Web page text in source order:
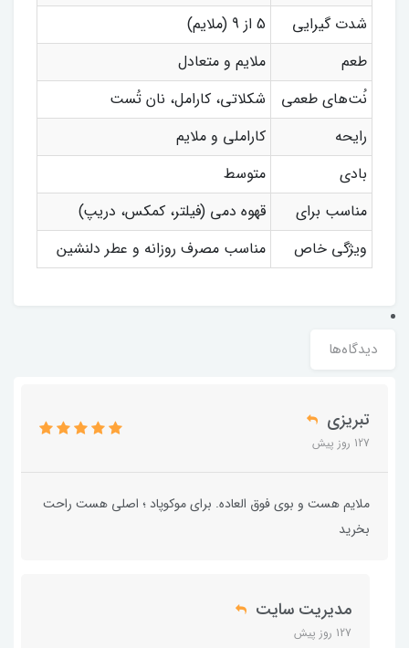
شدت گیرایی
5 از 9 (ملایم)
طعم
ملایم و متعادل
نُت‌های طعمی
شکلاتی، کارامل، نان تُست
رایحه
کاراملی و ملایم
بادی
متوسط
مناسب برای
قهوه دمی (فیلتر، کمکس، دریپ)
ویژگی خاص
مناسب مصرف روزانه و عطر دلنشین
دیدگاه‌ها
تبریزی
127 روز پیش
ملایم هست و بوی فوق العاده. برای موکوپاد ؛ اصلی هست راحت
بخرید
مدیریت سایت
127 روز پیش